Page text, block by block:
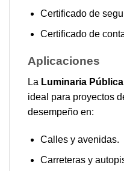
Certificado de
Certificado de
Aplicaciones
La Luminaria
ideal para proyectos
desempeño en:
Calles y avenidas.
Carreteras y